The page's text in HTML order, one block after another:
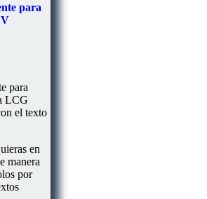
para
para
LCG
el texto
en
manera
por